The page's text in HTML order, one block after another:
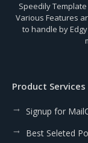
Speedily
Various Features
to handle by
Product Services
Signup for
Best Seleted